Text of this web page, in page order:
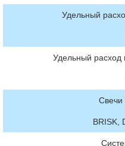
Удельный
Удельный расход
Свечи
BRISK,